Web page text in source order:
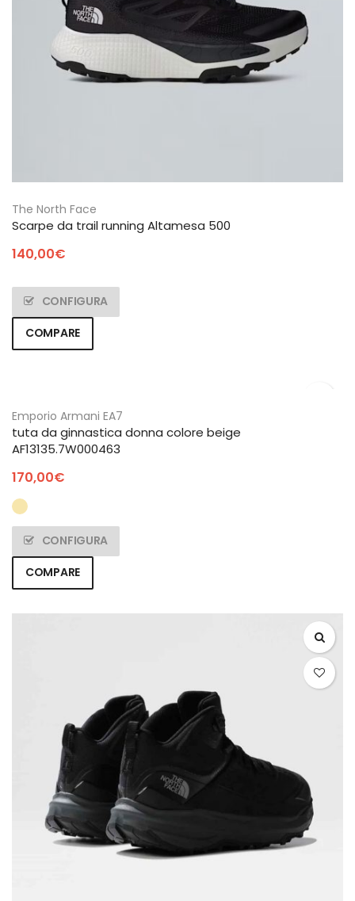
The North Face
Scarpe da trail running Altamesa 500
140,00€
CONFIGURA
COMPARE
Emporio Armani EA7
tuta da ginnastica donna colore beige
AF13135.7W000463
170,00€
CONFIGURA
COMPARE